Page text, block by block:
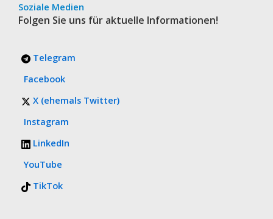
Soziale Medien
Folgen Sie uns für aktuelle Informationen!
Telegram
Facebook
X (ehemals Twitter)
Instagram
LinkedIn
YouTube
TikTok